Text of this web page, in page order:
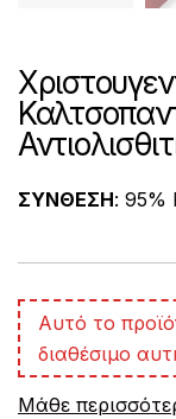
ΣΥΝΘΕΣΗ: 95%
Αυτό το
διαθέσιμο
Μάθε